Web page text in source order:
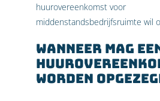
huurovereenkomst voor
middenstandsbedrijfsruimte wil
Wanneer mag
worden